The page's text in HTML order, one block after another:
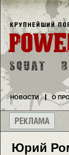
Юрий
НОВОСТИ О